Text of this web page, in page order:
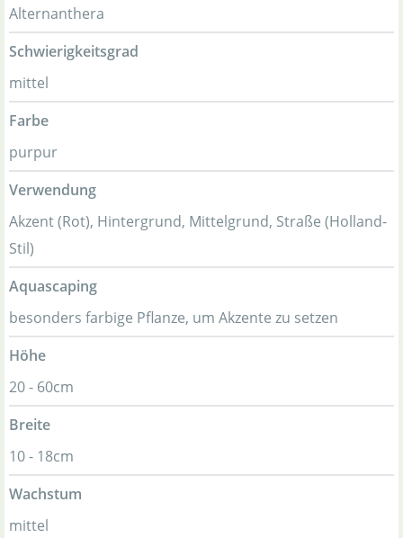
Alternanthera
Schwierigkeitsgrad
mittel
Farbe
purpur
Verwendung
Akzent (Rot), Hintergrund, Mittelgrund, Straße (Holland-
Stil)
Aquascaping
besonders farbige Pflanze, um Akzente zu setzen
Höhe
20 - 60cm
Breite
10 - 18cm
Wachstum
mittel